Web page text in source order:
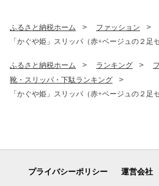
ふるさと納税ホーム ファッション
「かぐや姫」スリッパ（赤+ベージュの２足
ふるさと納税ホーム ランキング
靴・スリッパ・下駄ランキング
「かぐや姫」スリッパ（赤+ベージュの２足
プライバシーポリシー 運営会社